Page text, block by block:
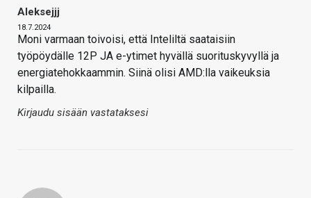
Aleksejjj
18.7.2024
Moni varmaan toivoisi, että Inteliltä saataisiin
työpöydälle 12P JA e-ytimet hyvällä suorituskyvyllä ja
energiatehokkaammin. Siinä olisi AMD:lla vaikeuksia
kilpailla.
Kirjaudu sisään vastataksesi